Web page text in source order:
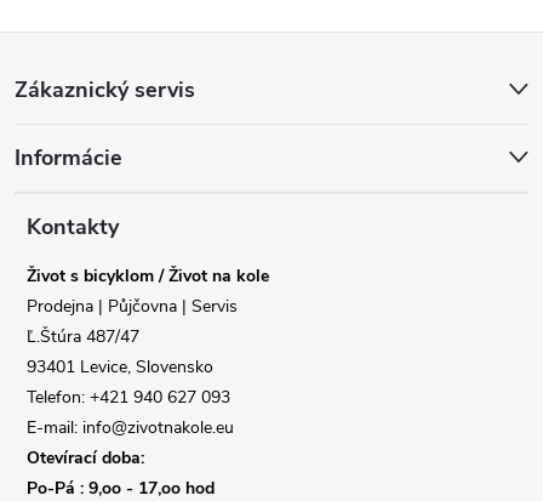
p
Zákaznický servis
Informácie
Kontakty
Život s bicyklom / Život na kole
Prodejna | Půjčovna | Servis
Ľ.Štúra 487/47
93401 Levice, Slovensko
Telefon: +421 940 627 093
E-mail: info@zivotnakole.eu
Otevírací doba:
Po-Pá : 9,oo - 17,oo hod